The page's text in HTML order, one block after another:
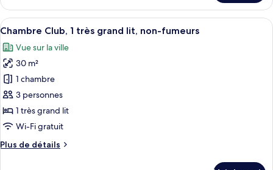
lits
une
place
le
type
de
Chambre
Club,
lits
une
place
Afficher
toutes
les
photos
pour
ce
type
de
chambre :
Chambre
Une chambre d’hôtel moderne
8
Chambre Club, 1 très grand lit, non-fumeurs
Vue sur la ville
30 m²
1 chambre
3 personnes
1 très grand lit
Wi-Fi gratuit
Plus de détails
Plus